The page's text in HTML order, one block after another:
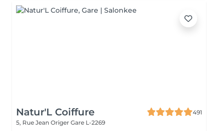
Natur'L Coiffure
491
5, Rue Jean Origer Gare L-2269